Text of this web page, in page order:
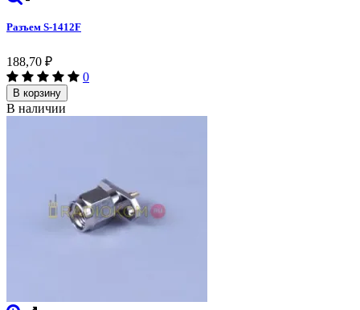
Разъем S-1412F
188,70 ₽
0
В корзину
В наличии